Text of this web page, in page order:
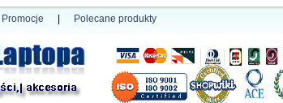
Promocje Polecane produkty